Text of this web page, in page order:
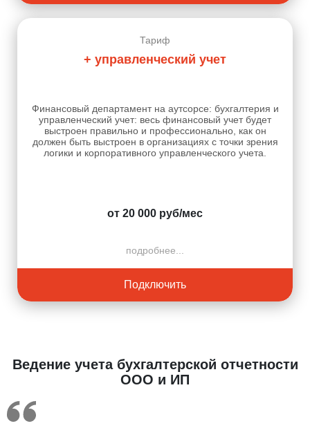
Тариф
+ управленческий учет
Финансовый департамент на аутсорсе: бухгалтерия и
управленческий учет: весь финансовый учет будет
выстроен правильно и профессионально, как он
должен быть выстроен в организациях с точки зрения
логики и корпоративного управленческого учета.
от 20 000 руб/мес
подробнее...
Подключить
Ведение учета бухгалтерской отчетности
ООО и ИП